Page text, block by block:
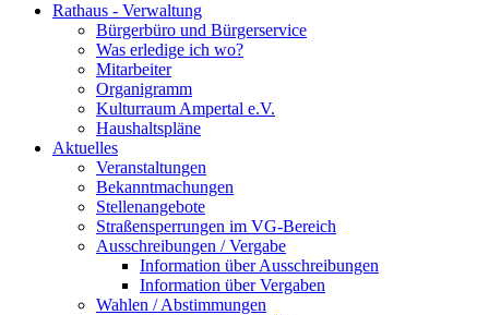
Rathaus - Verwaltung
Bürgerbüro und Bürgerservice
Was erledige ich wo?
Mitarbeiter
Organigramm
Kulturraum Ampertal e.V.
Haushaltspläne
Aktuelles
Veranstaltungen
Bekanntmachungen
Stellenangebote
Straßensperrungen im VG-Bereich
Ausschreibungen / Vergabe
Information über Ausschreibungen
Information über Vergaben
Wahlen / Abstimmungen